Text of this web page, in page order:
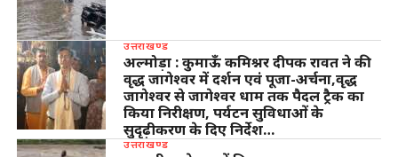
उत्तराखण्ड
अल्मोड़ा : कुमाऊँ कमिश्नर दीपक रावत ने की
वृद्ध जागेश्वर में दर्शन एवं पूजा-अर्चना,वृद्ध
जागेश्वर से जागेश्वर धाम तक पैदल ट्रैक का
किया निरीक्षण, पर्यटन सुविधाओं के
सुदृढ़ीकरण के दिए निर्देश…
उत्तराखण्ड